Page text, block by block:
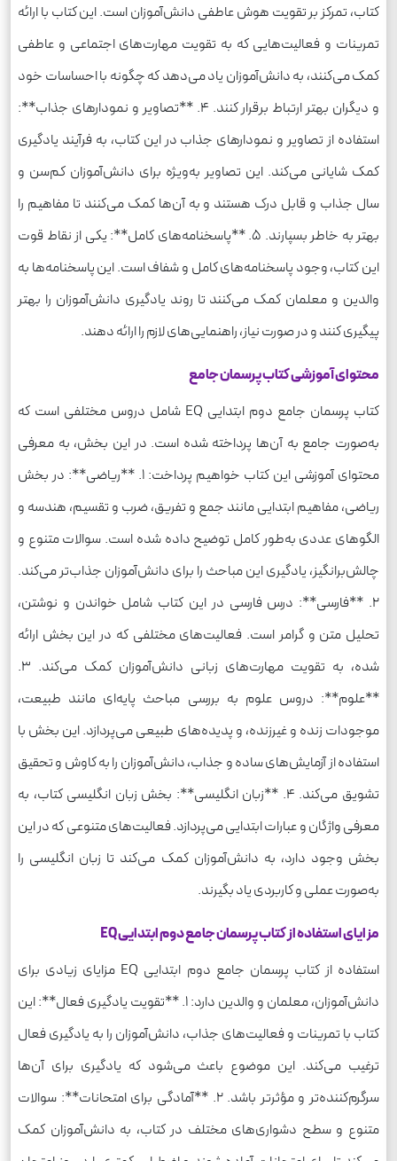
کتاب، تمرکز بر تقویت هوش عاطفی دانش‌آموزان است. این کتاب با ارائه
تمرینات و فعالیت‌هایی که به تقویت مهارت‌های اجتماعی و عاطفی
کمک می‌کنند، به دانش‌آموزان یاد می‌دهد که چگونه با احساسات خود
و دیگران بهتر ارتباط برقرار کنند. 4. **تصاویر و نمودارهای جذاب**:
استفاده از تصاویر و نمودارهای جذاب در این کتاب، به فرآیند یادگیری
کمک شایانی می‌کند. این تصاویر به‌ویژه برای دانش‌آموزان کم‌سن و
سال جذاب و قابل درک هستند و به آن‌ها کمک می‌کنند تا مفاهیم را
بهتر به خاطر بسپارند. 5. **پاسخنامه‌های کامل**: یکی از نقاط قوت
این کتاب، وجود پاسخنامه‌های کامل و شفاف است. این پاسخنامه‌ها به
والدین و معلمان کمک می‌کنند تا روند یادگیری دانش‌آموزان را بهتر
پیگیری کنند و در صورت نیاز، راهنمایی‌های لازم را ارائه دهند.
محتوای آموزشی کتاب پرسمان جامع
کتاب پرسمان جامع دوم ابتدایی EQ شامل دروس مختلفی است که
به‌صورت جامع به آن‌ها پرداخته شده است. در این بخش، به معرفی
محتوای آموزشی این کتاب خواهیم پرداخت: 1. **ریاضی**: در بخش
ریاضی، مفاهیم ابتدایی مانند جمع و تفریق، ضرب و تقسیم، هندسه و
الگوهای عددی به‌طور کامل توضیح داده شده است. سوالات متنوع و
چالش‌برانگیز، یادگیری این مباحث را برای دانش‌آموزان جذاب‌تر می‌کند.
2. **فارسی**: درس فارسی در این کتاب شامل خواندن و نوشتن،
تحلیل متن و گرامر است. فعالیت‌های مختلفی که در این بخش ارائه
شده، به تقویت مهارت‌های زبانی دانش‌آموزان کمک می‌کند. 3.
**علوم**: دروس علوم به بررسی مباحث پایه‌ای مانند طبیعت،
موجودات زنده و غیرزنده، و پدیده‌های طبیعی می‌پردازد. این بخش با
استفاده از آزمایش‌های ساده و جذاب، دانش‌آموزان را به کاوش و تحقیق
تشویق می‌کند. 4. **زبان انگلیسی**: بخش زبان انگلیسی کتاب، به
معرفی واژگان و عبارات ابتدایی می‌پردازد. فعالیت‌های متنوعی که در این
بخش وجود دارد، به دانش‌آموزان کمک می‌کند تا زبان انگلیسی را
به‌صورت عملی و کاربردی یاد بگیرند.
مزایای استفاده از کتاب پرسمان جامع دوم ابتدایی EQ
استفاده از کتاب پرسمان جامع دوم ابتدایی EQ مزایای زیادی برای
دانش‌آموزان، معلمان و والدین دارد: 1. **تقویت یادگیری فعال**: این
کتاب با تمرینات و فعالیت‌های جذاب، دانش‌آموزان را به یادگیری فعال
ترغیب می‌کند. این موضوع باعث می‌شود که یادگیری برای آن‌ها
سرگرم‌کننده‌تر و مؤثرتر باشد. 2. **آمادگی برای امتحانات**: سوالات
متنوع و سطح دشواری‌های مختلف در کتاب، به دانش‌آموزان کمک